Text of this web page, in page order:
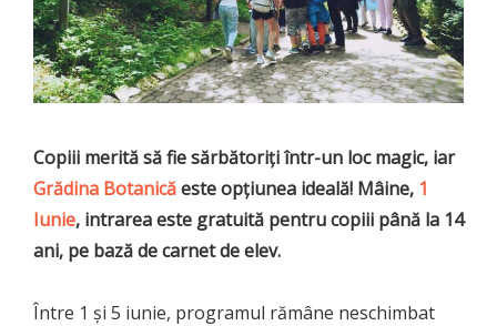
Copiii merită să fie sărbătoriți într-un loc magic, iar
Grădina Botanicăeste opțiunea ideală! Mâine, 1
Iunie, intrarea este gratuită pentru copiii până la 14
ani, pe bază de carnet de elev.
Între 1 și 5 iunie, programul rămâne neschimbat